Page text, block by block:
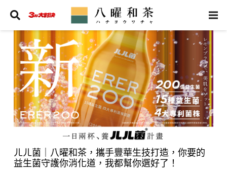
ㄦㄦ菌｜八曜和茶，攜手豐華生技打造，你要的
益生菌守護你消化道，我都幫你選好了！